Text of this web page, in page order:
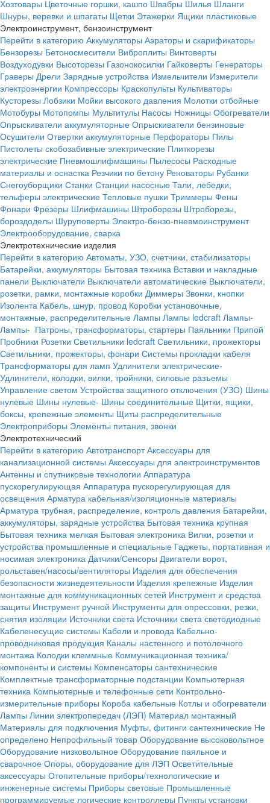
Хозтовары Цветочные горшки, кашпо Швабры Шилья Шланги
Шнуры, веревки и шпагаты Щетки Этажерки Ящики пластиковые
Электроинструмент, бензоинструмент
Перейти в категорию Аккумуляторы Аэраторы и скарификаторы
Бензорезы Бетоносмесители Виброплиты Винтоверты
Воздуходувки Высоторезы Газонокосилки Гайковерты Генераторы
Граверы Дрели Зарядные устройства Измельчители Измерители
электроэнергии Компрессоры Краскопульты Культиваторы
Кусторезы Лобзики Мойки высокого давления Молотки отбойные
Мотобуры Мотопомпы Мультитулы Насосы Ножницы Обогреватели
Опрыскиватели аккумуляторные Опрыскиватели бензиновые
Осушители Отвертки аккумуляторные Перфораторы Пилы
Пистолеты скобозабивные электрические Плиткорезы
электрические Пневмошлифмашины Пылесосы Расходные
материалы и оснастка Резчики по бетону Реноваторы Рубанки
Снегоуборщики Станки Станции насосные Тали, лебедки,
тельферы электрические Тепловые пушки Триммеры Фены
Фонари Фрезеры Шлифмашины Штроборезы Штроборезы,
бороздоделы Шуруповерты Электро-бензо-пневмоинструмент
Электрооборудование, сварка
Электротехнические изделия
Перейти в категорию Автоматы, УЗО, счетчики, стабилизаторы
Батарейки, аккумуляторы Бытовая техника Вставки и накладные
панели Выключатели Выключатели автоматические Выключатели,
розетки, рамки, монтажные коробки Диммеры Звонки, кнопки
Изолента Кабель, шнур, провод Коробки установочные,
монтажные, распределительные Лампы Лампы ledcraft Лампы-
Лампы- Патроны, трансформаторы, стартеры Паяльники Припой
Пробники Розетки Светильники ledcraft Светильники, прожекторы
Светильники, прожекторы, фонари Системы прокладки кабеля
Трансформаторы для ламп Удлинители электрические-
Удлинители, колодки, вилки, тройники, силовые разъемы
Управление светом Устройства защитного отключения (УЗО) Шины
нулевые Шины нулевые- Шины соединительные Щитки, ящики,
боксы, крепежные элементы Щиты распределительные
Электроприборы Элементы питания, звонки
Электротехнический
Перейти в категорию Автотранспорт Аксессуары для
канализационной системы Аксессуары для электроинструментов
Антенны и спутниковые технологии Аппаратура
пускорегулирующая Аппаратура пускорегулирующая для
освещения Арматура кабельная/изоляционные материалы
Арматура трубная, распределение, контроль давления Батарейки,
аккумуляторы, зарядные устройства Бытовая техника крупная
Бытовая техника мелкая Бытовая электроника Вилки, розетки и
устройства промышленные и специальные Гаджеты, портативная и
носимая электроника Датчики/Сенсоры Двигатели ворот,
рольставен/насосы/вентиляторы Изделия для обеспечения
безопасности жизнедеятельности Изделия крепежные Изделия
монтажные для коммуникационных сетей Инструмент и средства
защиты Инструмент ручной Инструменты для опрессовки, резки,
снятия изоляции Источники света Источники света светодиодные
Кабеленесущие системы Кабели и провода Кабельно-
проводниковая продукция Каналы настенного и потолочного
монтажа Колодки клеммные Коммуникационная техника/
компоненты и системы Компенсаторы сантехнические
Комплектные трансформаторные подстанции Компьютерная
техника Компьютерные и телефонные сети Контрольно-
измерительные приборы Короба кабельные Котлы и обогреватели
Лампы Линии электропередач (ЛЭП) Материал монтажный
Материалы для подключения Муфты, фитинги сантехнические Не
определено Непрофильный товар Оборудование высоковольтное
Оборудование низковольтное Оборудование паяльное и
сварочное Опоры, оборудование для ЛЭП Осветительные
аксессуары Отопительные приборы/технологические и
инженерные системы Приборы световые Промышленные
программируемые логические контроллеры Пункты установки